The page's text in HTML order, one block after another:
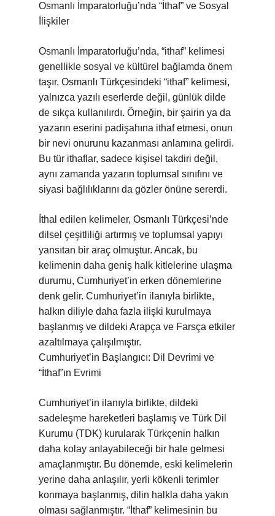
Osmanlı İmparatorluğu’nda “İthaf” ve Sosyal
İlişkiler
Osmanlı İmparatorluğu’nda, “ithaf” kelimesi
genellikle sosyal ve kültürel bağlamda önem
taşır. Osmanlı Türkçesindeki “ithaf” kelimesi,
yalnızca yazılı eserlerde değil, günlük dilde
de sıkça kullanılırdı. Örneğin, bir şairin ya da
yazarın eserini padişahına ithaf etmesi, onun
bir nevi onurunu kazanması anlamına gelirdi.
Bu tür ithaflar, sadece kişisel takdiri değil,
aynı zamanda yazarın toplumsal sınıfını ve
siyasi bağlılıklarını da gözler önüne sererdi.
İthal edilen kelimeler, Osmanlı Türkçesi’nde
dilsel çeşitliliği artırmış ve toplumsal yapıyı
yansıtan bir araç olmuştur. Ancak, bu
kelimenin daha geniş halk kitlelerine ulaşma
durumu, Cumhuriyet’in erken dönemlerine
denk gelir. Cumhuriyet’in ilanıyla birlikte,
halkın diliyle daha fazla ilişki kurulmaya
başlanmış ve dildeki Arapça ve Farsça etkiler
azaltılmaya çalışılmıştır.
Cumhuriyet’in Başlangıcı: Dil Devrimi ve
“İthaf”ın Evrimi
Cumhuriyet’in ilanıyla birlikte, dildeki
sadeleşme hareketleri başlamış ve Türk Dil
Kurumu (TDK) kurularak Türkçenin halkın
daha kolay anlayabileceği bir hale gelmesi
amaçlanmıştır. Bu dönemde, eski kelimelerin
yerine daha anlaşılır, yerli kökenli terimler
konmaya başlanmış, dilin halkla daha yakın
olması sağlanmıştır. “İthaf” kelimesinin bu